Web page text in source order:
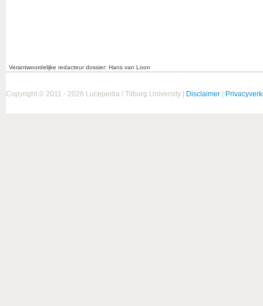
Verantwoordelijke redacteur dossier: Hans van Loon
Copyright © 2011 - 2026 Lucepedia / Tilburg University | Disclaimer